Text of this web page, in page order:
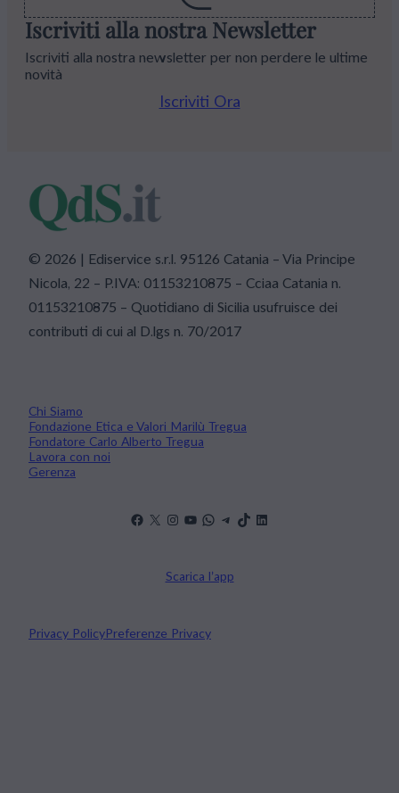
Iscriviti alla nostra Newsletter
Iscriviti alla nostra newsletter per non perdere le ultime
novità
Iscriviti Ora
© 2026 | Ediservice s.r.l. 95126 Catania – Via Principe
Nicola, 22 – P.IVA: 01153210875 – Cciaa Catania n.
01153210875 – Quotidiano di Sicilia usufruisce dei
contributi di cui al D.lgs n. 70/2017
Chi Siamo
Fondazione Etica e Valori Marilù Tregua
Fondatore Carlo Alberto Tregua
Lavora con noi
Gerenza
Scarica l’app
Privacy PolicyPreferenze Privacy